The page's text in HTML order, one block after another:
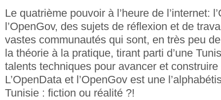
Le quatrième pouvoir à l’heure de l’internet:
l’OpenGov, des sujets de réflexion et de
vastes communautés qui sont, en très peu
la théorie à la pratique, tirant parti d’une
talents techniques pour avancer et
L’OpenData et l’OpenGov est une
Tunisie : fiction ou réalité ?!